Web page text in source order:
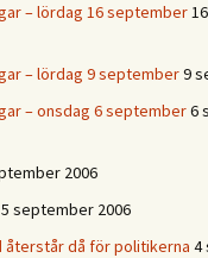
– lördag 16 september
– lördag 9 september9
– onsdag 6 september6
2006
5 september 2006
återstår då för politikerna 4